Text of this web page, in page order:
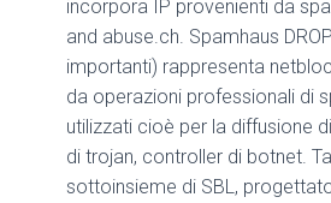
incorpora IP provenienti da
and abuse.ch. Spamhaus
importanti) rappresenta
da operazioni professionali di
utilizzati cioè per la diffusione
di trojan, controller di botnet.
sottoinsieme di SBL,